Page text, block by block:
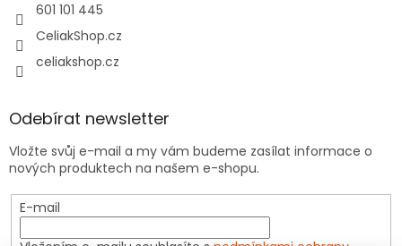
601 101 445
CeliakShop.cz
celiakshop.cz
Odebírat newsletter
Vložte svůj e-mail a my vám budeme zasílat informace o
nových produktech na našem e-shopu.
E-mail